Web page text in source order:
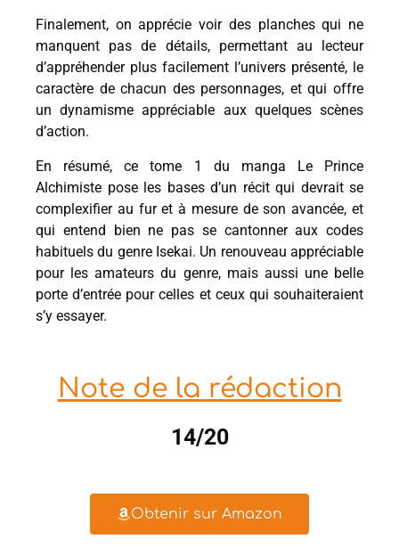
Finalement, on apprécie voir des planches qui ne
manquent pas de détails, permettant au lecteur
d’appréhender plus facilement l’univers présenté, le
caractère de chacun des personnages, et qui offre
un dynamisme appréciable aux quelques scènes
d’action.
En résumé, ce tome 1 du manga Le Prince
Alchimiste pose les bases d’un récit qui devrait se
complexifier au fur et à mesure de son avancée, et
qui entend bien ne pas se cantonner aux codes
habituels du genre Isekai. Un renouveau appréciable
pour les amateurs du genre, mais aussi une belle
porte d’entrée pour celles et ceux qui souhaiteraient
s’y essayer.
Note de la rédaction
14/20
Obtenir sur Amazon